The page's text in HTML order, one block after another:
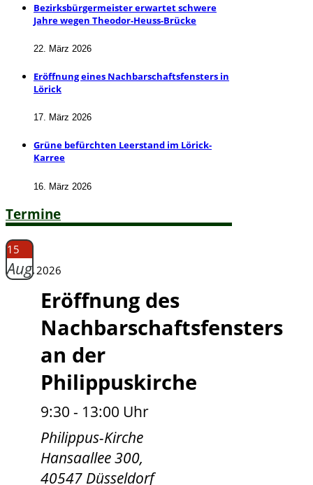
Bezirksbürgermeister erwartet schwere
Jahre wegen Theodor-Heuss-Brücke
22. März 2026
Eröffnung eines Nachbarschaftsfensters in
Lörick
17. März 2026
Grüne befürchten Leerstand im Lörick-
Karree
16. März 2026
Termine
15
Aug.2026
Eröffnung des
Nachbarschaftsfensters
an der
Philippuskirche
9:30 - 13:00 Uhr
Philippus-Kirche
Hansaallee 300,
40547 Düsseldorf